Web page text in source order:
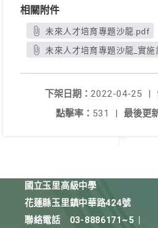
相關附件
未來人才培育專題沙龍.pdf
未來人才培育專題沙龍_實
下架日期： 2022-04-25
|
最後更
點擊率： 531 |
國立玉里高級中學
花蓮縣玉里鎮中華路424號
聯絡電話
03-8886171~5